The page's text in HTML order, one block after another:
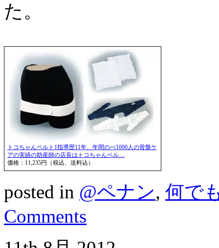
た。
トコちゃんベルト1指導歴11年、年間のべ1000人の骨盤ケ
アの実績の助産師の店長はトコちゃんベル…
価格：11,235円（税込、送料込）
posted in @ペナン, 何で
Comments